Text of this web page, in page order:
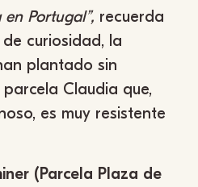
Portugal”, recuerda
curiosidad, la
plantado sin
Claudia que,
es muy resistente
(Parcela Plaza de